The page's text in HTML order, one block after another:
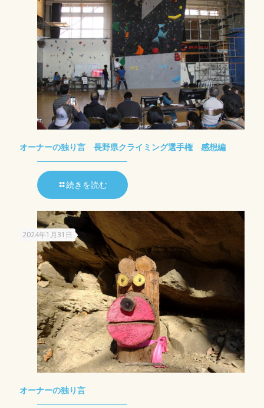
オーナーの独り言 長野県クライミング選手権 感想編
続きを読む
2024年1月31日
オーナーの独り言